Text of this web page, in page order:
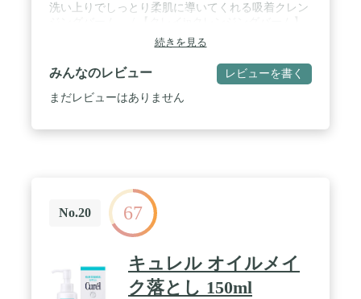
洗い上りでしっとり柔肌に導いてくれる吸着クレン
吸着力に優れるミネラル豊富な「天然クレイ」と濃
密うるおい成分「シアバター」を配合した、濃密な
洗い上りでしっとり柔肌に導いてくれる吸着クレン
ジングバーム。まつエクOK・W洗顔不要。 / 【1つ
で5つの機能】メイク落とし・洗顔・角質ケア・マ
続きを見る
みんなのレビュー レビューを書く
まだレビューはありません
No.20 67
キュレル オイルメイ
ク落とし 150ml